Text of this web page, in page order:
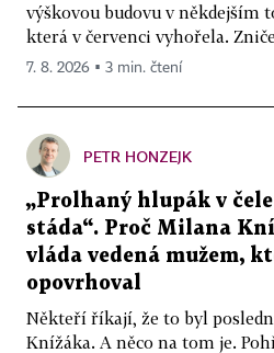
výškovou budovu v někdejším
která v červenci vyhořela.
7. 8. 2026 ▪ 3 min. čtení
PETR HONZEJK
„Prolhaný hlupák v
stáda“. Proč Milana
vláda vedená mužem,
opovrhoval
Někteří říkají, že to byl
Knížáka. A něco na tom je.